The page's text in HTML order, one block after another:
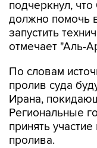
подчеркнул,
должно помочь
запустить
отмечает "Аль-
По словам
пролив суда
Ирана,
Региональные
принять
пролива.